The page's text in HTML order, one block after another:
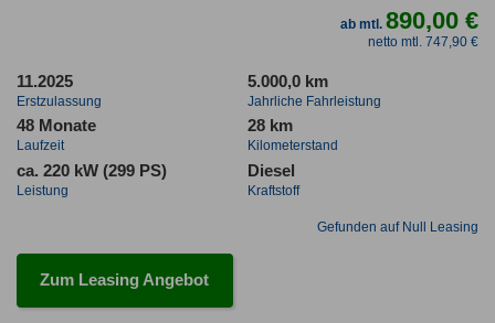
ab mtl.890,00 €
netto mtl. 747,90 €
11.2025
Erstzulassung
5.000,0 km
Jahrliche Fahrleistung
48 Monate
Laufzeit
28 km
Kilometerstand
ca. 220 kW (299 PS)
Leistung
Diesel
Kraftstoff
Gefunden auf Null Leasing
Zum Leasing Angebot